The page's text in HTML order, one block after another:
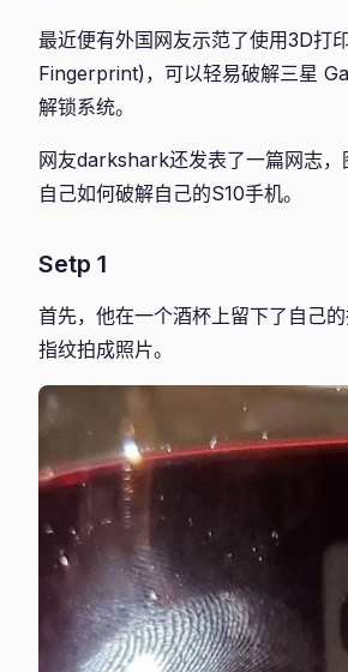
最近便有外国网友示范了使用3D打
Fingerprint)，可以轻易破解三星
解锁系统。
网友darkshark还发表了一篇网志，
自己如何破解自己的S10手机。
Setp 1
首先，他在一个酒杯上留下了自己
指纹拍成照片。